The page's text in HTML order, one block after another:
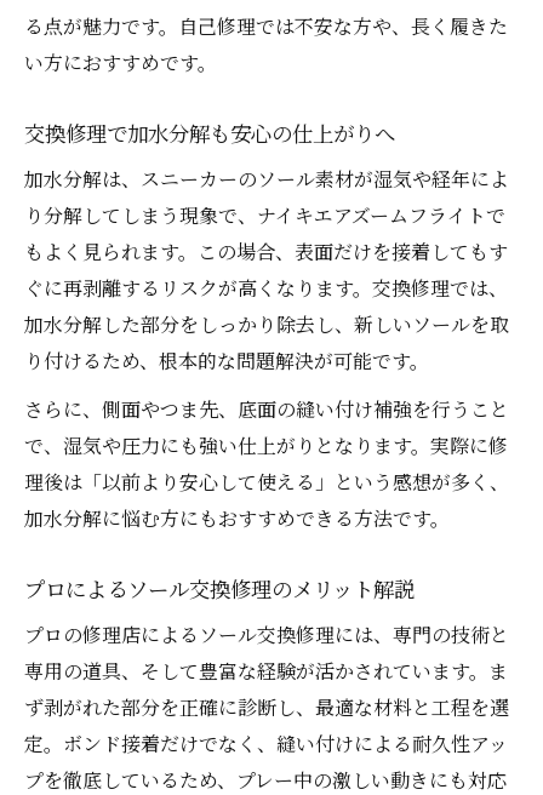
る点が魅力です。自己修理では不安な方や、長く履きた
い方におすすめです。
交換修理で加水分解も安心の仕上がりへ
加水分解は、スニーカーのソール素材が湿気や経年によ
り分解してしまう現象で、ナイキエアズームフライトで
もよく見られます。この場合、表面だけを接着してもす
ぐに再剥離するリスクが高くなります。交換修理では、
加水分解した部分をしっかり除去し、新しいソールを取
り付けるため、根本的な問題解決が可能です。
さらに、側面やつま先、底面の縫い付け補強を行うこと
で、湿気や圧力にも強い仕上がりとなります。実際に修
理後は「以前より安心して使える」という感想が多く、
加水分解に悩む方にもおすすめできる方法です。
プロによるソール交換修理のメリット解説
プロの修理店によるソール交換修理には、専門の技術と
専用の道具、そして豊富な経験が活かされています。ま
ず剥がれた部分を正確に診断し、最適な材料と工程を選
定。ボンド接着だけでなく、縫い付けによる耐久性アッ
プを徹底しているため、プレー中の激しい動きにも対応